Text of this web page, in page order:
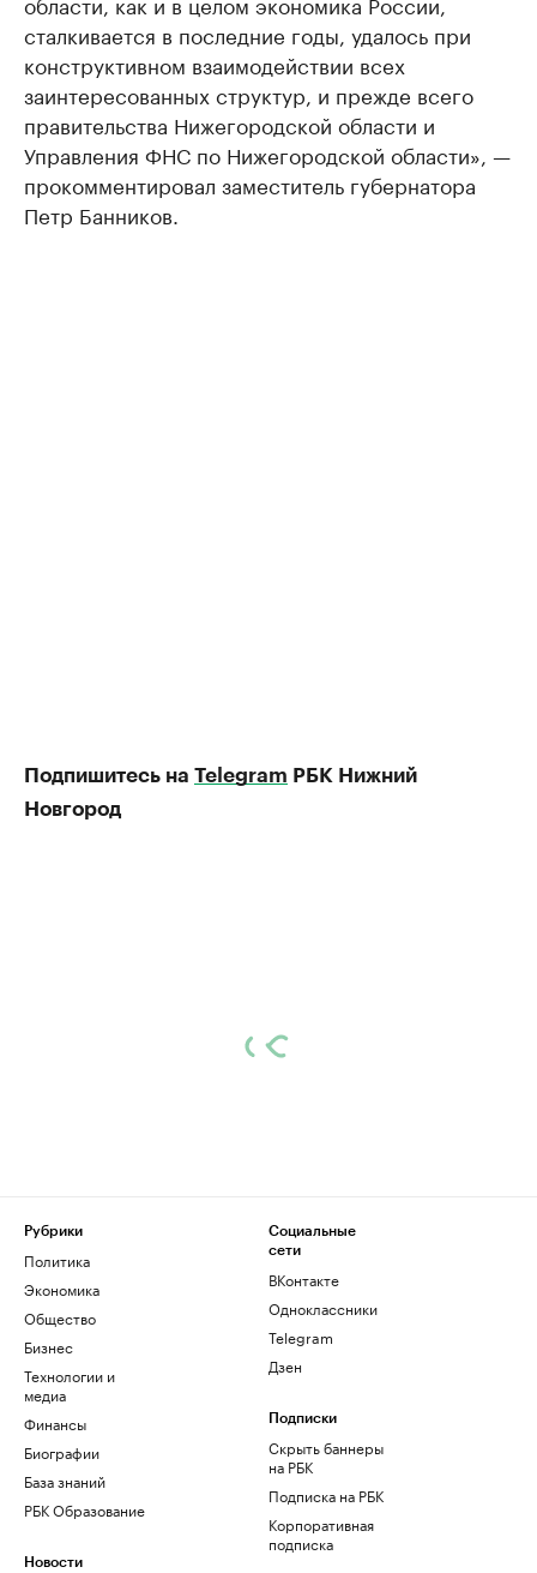
сталкивается в последние годы, удалось при
конструктивном взаимодействии всех
заинтересованных структур, и прежде всего
правительства Нижегородской области и
Управления ФНС по Нижегородской области», —
прокомментировал заместитель губернатора
Петр Банников.
Подпишитесь на Telegram РБК Нижний
Новгород
Рубрики
Политика
Экономика
Общество
Бизнес
Технологии и
медиа
Финансы
Биографии
База знаний
РБК Образование
Новости
Социальные
сети
ВКонтакте
Одноклассники
Telegram
Дзен
Подписки
Скрыть баннеры
на РБК
Подписка на РБК
Корпоративная
подписка